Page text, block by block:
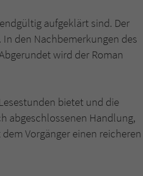
aufgeklärt sind. Der
den Nachbemerkungen des
wird der Roman
bietet und die
abgeschlossenen Handlung,
Vorgänger einen reicheren